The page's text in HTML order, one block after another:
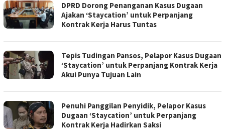
DPRD Dorong Penanganan Kasus Dugaan
Ajakan ‘Staycation’ untuk Perpanjang
Kontrak Kerja Harus Tuntas
Tepis Tudingan Pansos, Pelapor Kasus Dugaan
‘Staycation’ untuk Perpanjang Kontrak Kerja
Akui Punya Tujuan Lain
Penuhi Panggilan Penyidik, Pelapor Kasus
Dugaan ‘Staycation’ untuk Perpanjang
Kontrak Kerja Hadirkan Saksi